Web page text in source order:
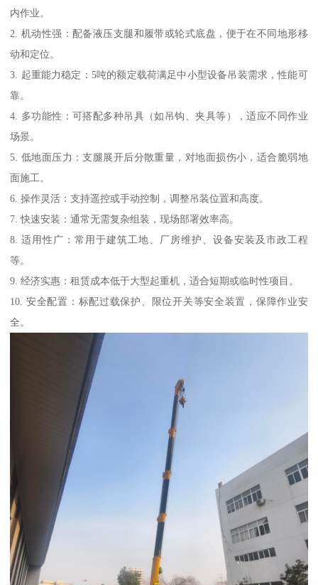
内作业。
2. 机动性强：配备液压支腿和履带或轮式底盘，便于在不同地形移
动和定位。
3. 起重能力稳定：5吨的额定载荷满足中小型设备吊装需求，性能可
靠。
4. 多功能性：可搭配多种吊具（如吊钩、夹具等），适应不同作业
场景。
5. 低地面压力：支腿展开后分散重量，对地面损伤小，适合脆弱地
面施工。
6. 操作灵活：支持遥控或手动控制，调整吊装位置和高度。
7. 快速安装：通常无需复杂组装，现场部署效率高。
8. 适用性广：常用于建筑工地、厂房维护、设备安装及市政工程
等。
9. 经济实惠：租赁成本低于大型起重机，适合短期或临时性项目。
10. 安全配置：标配过载保护、限位开关等安全装置，保障作业安
全。